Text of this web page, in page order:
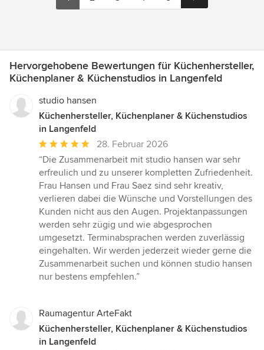
Hervorgehobene Bewertungen für Küchenhersteller,
Küchenplaner & Küchenstudios in Langenfeld
studio hansen
Küchenhersteller, Küchenplaner & Küchenstudios
in Langenfeld
Durchschnittliche
Bewertung:
5
von
5
Sternen
28. Februar 2026
“Die Zusammenarbeit mit studio hansen war sehr
erfreulich und zu unserer kompletten Zufriedenheit.
Frau Hansen und Frau Saez sind sehr kreativ,
verlieren dabei die Wünsche und Vorstellungen des
Kunden nicht aus den Augen. Projektanpassungen
werden sehr zügig und wie abgesprochen
umgesetzt. Terminabsprachen werden zuverlässig
eingehalten. Wir werden jederzeit wieder gerne die
Zusammenarbeit suchen und können studio hansen
nur bestens empfehlen.”
Raumagentur ArteFakt
Küchenhersteller, Küchenplaner & Küchenstudios
in Langenfeld